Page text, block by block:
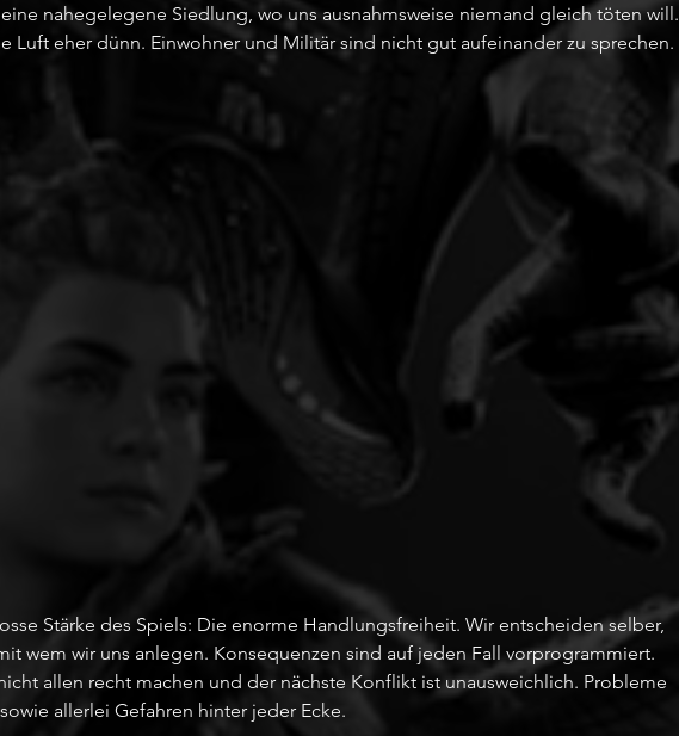
nahegelegene Siedlung, wo uns ausnahmsweise niemand gleich töten will.
Luft eher dünn. Einwohner und Militär sind nicht gut aufeinander zu sprechen.
Stärke des Spiels: Die enorme Handlungsfreiheit. Wir entscheiden selber,
wem wir uns anlegen. Konsequenzen sind auf jeden Fall vorprogrammiert.
allen recht machen und der nächste Konflikt ist unausweichlich. Probleme
allerlei Gefahren hinter jeder Ecke.